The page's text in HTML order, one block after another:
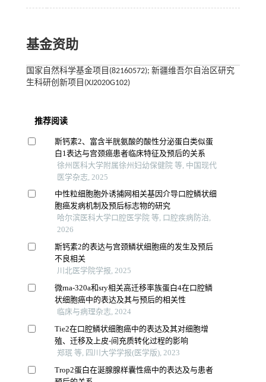
基金资助
国家自然科学基金项目(82160572); 新疆维吾尔自治区研究
生科研创新项目(XJ2020G102)